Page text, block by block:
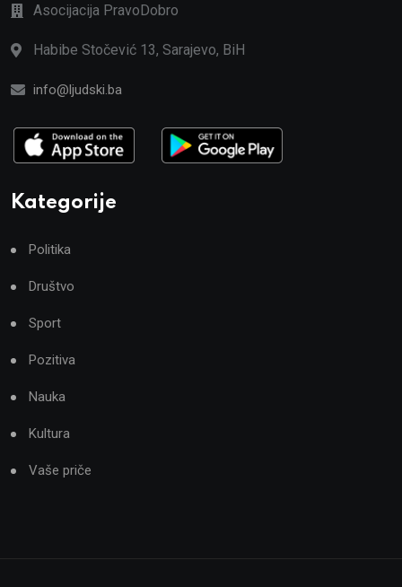
Asocijacija PravoDobro
Habibe Stočević 13, Sarajevo, BiH
info@ljudski.ba
Kategorije
Politika
Društvo
Sport
Pozitiva
Nauka
Kultura
Vaše priče